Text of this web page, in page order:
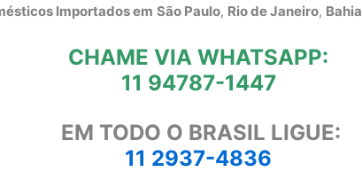
Importados em São Paulo, Rio de Janeiro, Bahia
CHAME VIA WHATSAPP:
11 94787-1447
EM TODO O BRASIL LIGUE:
11 2937-4836